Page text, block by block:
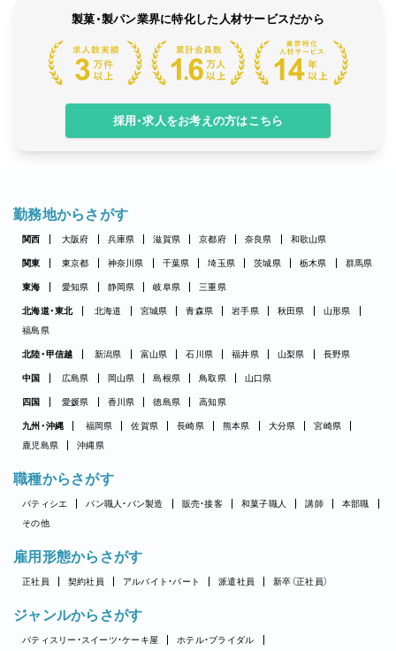
製菓・製パン業界に特化した人材サービスだから
採用・求人をお考えの方はこちら
勤務地からさがす
関西 大阪府 兵庫県 滋賀県 京都府 奈良県 和歌山県
関東 東京都 神奈川県 千葉県 埼玉県 茨城県 栃木県 群馬県
東海 愛知県 静岡県 岐阜県 三重県
北海道・東北 北海道 宮城県 青森県 岩手県 秋田県
山形県
福島県
北陸・甲信越 新潟県 富山県 石川県 福井県 山梨県 長野県
中国 広島県 岡山県 島根県 鳥取県 山口県
四国 愛媛県 香川県 徳島県 高知県
九州・沖縄 福岡県 佐賀県 長崎県 熊本県 大分県
宮崎県
鹿児島県
沖縄県
職種からさがす
パティシエ パン職人・パン製造 販売・接客 和菓子職人 講師
本部職
その他
雇用形態からさがす
正社員 契約社員 アルバイト・パート 派遣社員 新卒（正社員）
ジャンルからさがす
パティスリー・スイーツ・ケーキ屋
ホテル・ブライダル